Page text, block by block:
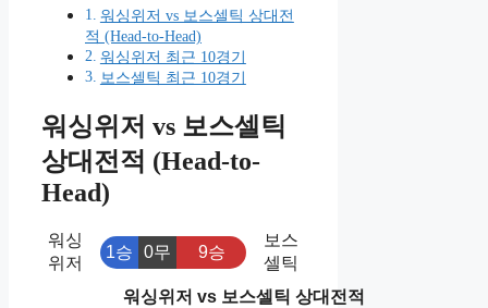
워싱위저 vs 보스셀틱 상대전
적 (Head-to-Head)
워싱위저 최근 10경기
보스셀틱 최근 10경기
워싱위저 vs 보스셀틱
상대전적 (Head-to-
Head)
워싱
위저
1승 0무 9승
보스
셀틱
워싱위저 vs 보스셀틱 상대전적